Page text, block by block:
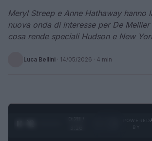
Meryl Streep e Anne Hathaway hanno
nuova onda di interesse per De
cosa rende speciali Hudson e New
Luca Bellini · 14/05/2026 · 4 min
0:29 /